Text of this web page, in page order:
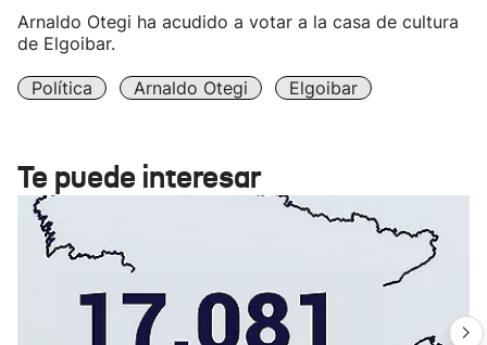
Arnaldo Otegi ha acudido a votar a la casa de cultura
de Elgoibar.
Política Arnaldo Otegi Elgoibar
Te puede interesar